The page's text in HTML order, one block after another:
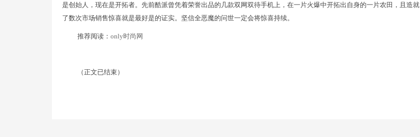
是创始人，现在是开拓者。先前酷派曾凭着荣誉出品的几款双网双待手机上，在一片火爆中开拓出自身的一片农田，且造就
了数次市场销售惊喜就是最好是的证实。坚信全恶魔的问世一定会将惊喜持续。
推荐阅读： only时尚网
（正文已结束）